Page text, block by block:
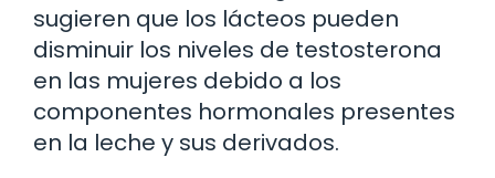
sugieren que los lácteos pueden
disminuir los niveles de testosterona
en las mujeres debido a los
componentes hormonales presentes
en la leche y sus derivados.